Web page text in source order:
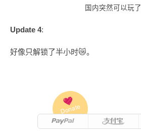
国内突然可以玩了
Update 4:
好像只解锁了半小时😿。
Donate